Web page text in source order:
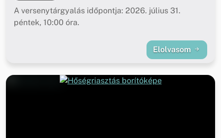
A versenytárgyalás időpontja: 2026. július 31.
péntek, 10:00 óra.
Elolvasom